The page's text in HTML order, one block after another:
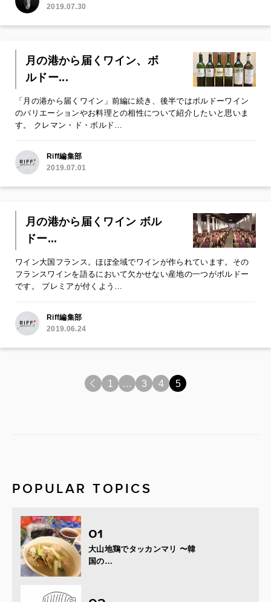
2019.07.30
月の港から届くワイン、ボ
ルドー...
「月の港から届くワイン」前編に続き、後半ではボルドーワイン
のバリエーションやお料理との相性について紹介したいと思いま
す。 クレマン・ド・ボルド…
Riff編集部
2019.07.01
月の港から届くワイン ボル
ドー...
ワイン大国フランス。ほぼ全域でワインが作られています。その
フランスワインを語るにおいて欠かせない産地の一つがボルドー
です。 プレミアが付くよう…
Riff編集部
2019.06.24
< 1 … 3 4 5
POPULAR TOPICS
大山地鶏でタッカンマリ 〜韓
国の…